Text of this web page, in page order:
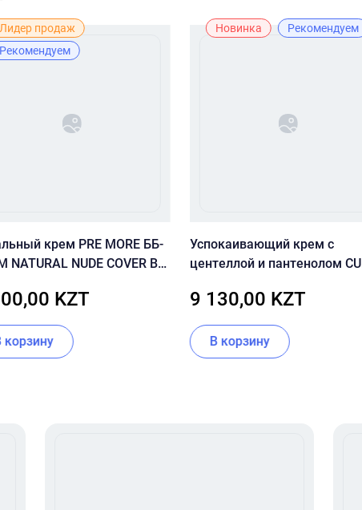
Лидер продаж
Рекомендуем
крем PRE MORE ББ-
NATURAL NUDE COVER BB
KZT
В корзину
Новинка Рекомендуем
Успокаивающий крем с
центеллой и пантенолом CU
Madeca Cream 70 мл
9 130,00 KZT
В корзину